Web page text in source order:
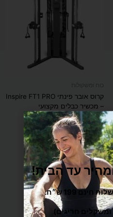
קרוס אובר פינתי Inspire FT1 PRO
– מכשיר כבלים מקצועי
₪12,900
הוספה לסל
עד הבית!
199 ש״ח.
חריגים)